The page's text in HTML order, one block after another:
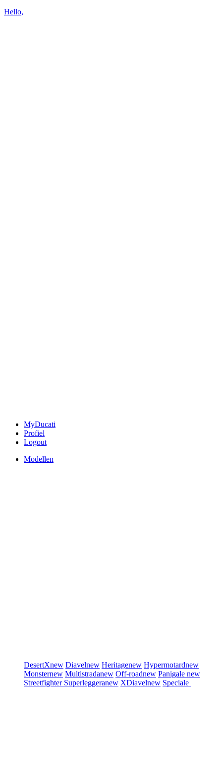
Hello,
MyDucati
Profiel
Logout
Modellen
DesertXnew Diavelnew Heritagenew Hypermotardnew
Monsternew Multistradanew Off-roadnew Panigale new
Streetfighter Superleggeranew XDiavelnew Speciale